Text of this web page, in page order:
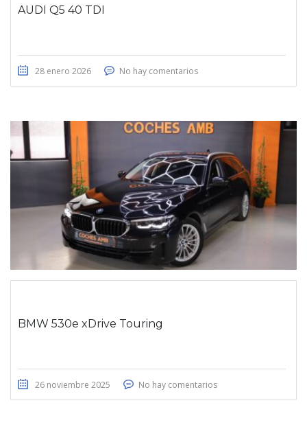
AUDI Q5 40 TDI
28 enero 2026 No hay comentarios
BMW 530e xDrive Touring
26 noviembre 2025 No hay comentarios